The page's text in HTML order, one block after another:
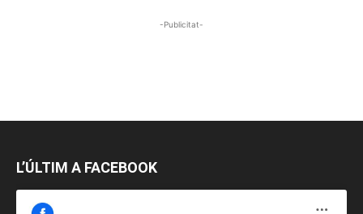
-Publicitat-
L’ÚLTIM A FACEBOOK